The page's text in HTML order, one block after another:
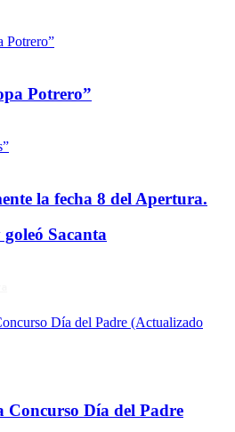
Potrero”
la fecha 8 del Apertura.
Sacanta
Concurso Día del Padre